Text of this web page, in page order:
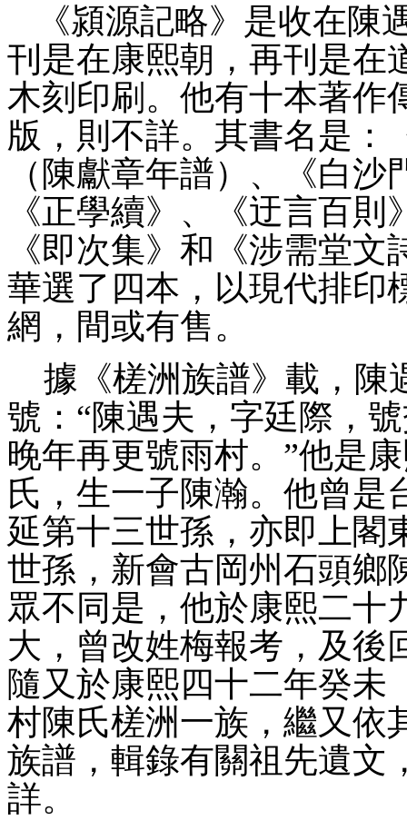
《潁源記略》是收在陳
刊是在康熙朝，再刊是在
木刻印刷。他有十本著作
版 ，則不詳。 其書名是：
（陳獻章年譜）、《白
《正學續》、《迂言百
《即次集》和《涉需堂文
華選了四本，以現代排印
網，間或有售。
據 《槎洲族譜》載， 陳
號： “陳遇夫，字廷際，
晚年再更號雨村。 ”他是
氏，生一子陳瀚。 他曾是
延第十三世孫，亦即上閣
世孫，新會古岡州石頭鄉
眾不同是， 他於康熙二十
大，曾改姓梅報考，及後
隨又於康熙四十二年癸未
村陳氏槎洲一族，繼又依
族譜，輯錄有關祖先遺文
詳。